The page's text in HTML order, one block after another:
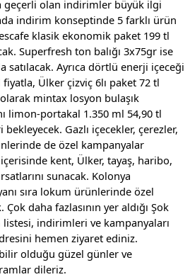
geçerli olan indirimler büyük ilgi
indirim konseptinde 5 farklı ürün
klasik ekonomik paket 199 tl
Superfresh ton balığı 3x75gr ise
satılacak. Ayrıca dörtlü enerji içeceği
Ülker çizviç 6lı paket 72 tl
mintax losyon bulaşık
limon-portakal 1.350 ml 54,90 tl
Gazlı içecekler, çerezler,
de özel kampanyalar
kent, Ülker, tayaş, haribo,
sunacak. Kolonya
sıra lokum ürünlerinde özel
daha fazlasının yer aldığı Şok
listesi, indirimleri ve kampanyaları
hemen ziyaret ediniz.
olduğu güzel günler ve
dileriz.